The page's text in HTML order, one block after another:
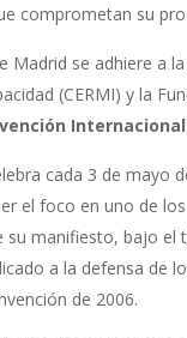
comprometan su
Madrid se adhiere a
(CERMI) y la
cada 3 de mayo
el foco en uno de
su manifiesto, bajo el
a la defensa de
de 2006.